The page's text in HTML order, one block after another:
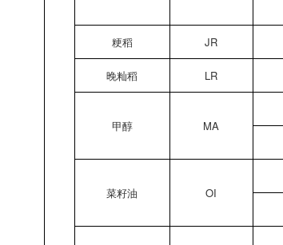
粳稻 JR
晚籼稻 LR
甲醇 MA
菜籽油 OI